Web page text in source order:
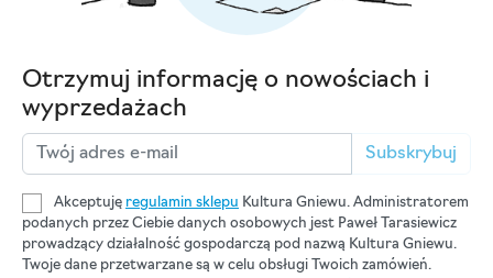
Otrzymuj informację o nowościach i
wyprzedażach
Subskrybuj
Akceptuję regulamin sklepu Kultura Gniewu. Administratorem
podanych przez Ciebie danych osobowych jest Paweł Tarasiewicz
prowadzący działalność gospodarczą pod nazwą Kultura Gniewu.
Twoje dane przetwarzane są w celu obsługi Twoich zamówień.